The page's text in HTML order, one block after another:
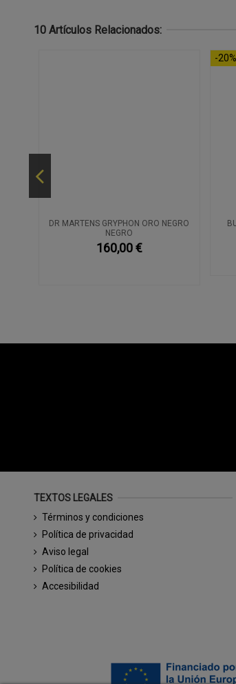
10 Artículos Relacionados:
DR MARTENS GRYPHON ORO NEGRO
NEGRO
160,00 €
-20%
TEXTOS LEGALES
Términos y condiciones
Política de privacidad
Aviso legal
Política de cookies
Accesibilidad